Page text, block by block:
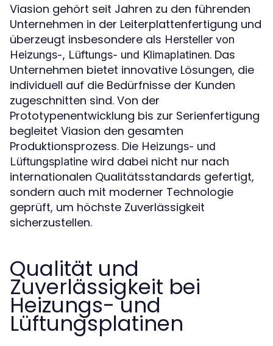
Viasion gehört seit Jahren zu den führenden
Unternehmen in der Leiterplattenfertigung und
überzeugt insbesondere als Hersteller von
Heizungs-, Lüftungs- und Klimaplatinen. Das
Unternehmen bietet innovative Lösungen, die
individuell auf die Bedürfnisse der Kunden
zugeschnitten sind. Von der
Prototypenentwicklung bis zur Serienfertigung
begleitet Viasion den gesamten
Produktionsprozess. Die Heizungs- und
Lüftungsplatine wird dabei nicht nur nach
internationalen Qualitätsstandards gefertigt,
sondern auch mit moderner Technologie
geprüft, um höchste Zuverlässigkeit
sicherzustellen.
Qualität und
Zuverlässigkeit bei
Heizungs- und
Lüftungsplatinen